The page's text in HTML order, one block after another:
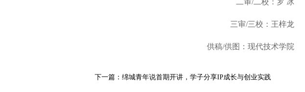
三审/三校：王梓龙
供稿/供图：现代技术学院
下一篇：绵城青年说首期开讲，学子分享IP成长与创业实践